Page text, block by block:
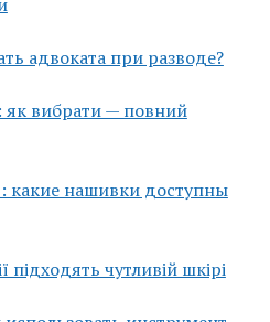
адвоката при разводе?
як вибрати — повний
какие нашивки доступны
підходять чутливій шкірі